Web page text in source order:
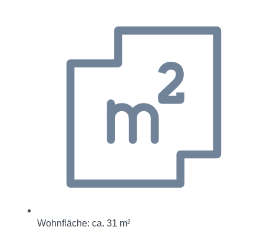
Wohnfläche: ca. 31 m²